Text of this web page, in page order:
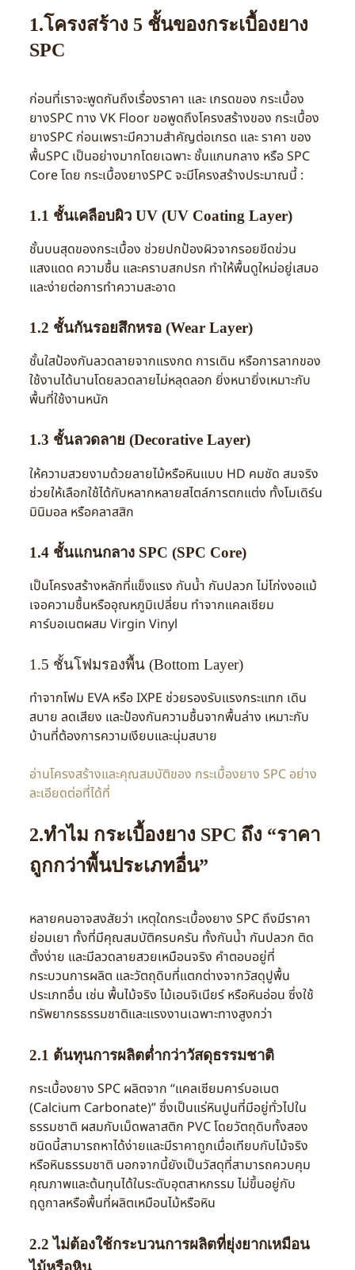
1.โครงสร้าง 5 ชั้นของกระเบื้องยาง
SPC
ก่อนที่เราจะพูดกันถึงเรื่องราคา และ เกรดของ กระเบื้อง
ยางSPC ทาง VK Floor ขอพูดถึงโครงสร้างของ กระเบื้อง
ยางSPC ก่อนเพราะมีความสำคัญต่อเกรด และ ราคา ของ
พื้นSPC เป็นอย่างมากโดยเฉพาะ ชั้นแกนกลาง หรือ SPC
Core โดย กระเบื้องยางSPC จะมีโครงสร้างประมาณนี้ :
1.1 ชั้นเคลือบผิว UV (UV Coating Layer)
ชั้นบนสุดของกระเบื้อง ช่วยปกป้องผิวจากรอยขีดข่วน
แสงแดด ความชื้น และคราบสกปรก ทำให้พื้นดูใหม่อยู่เสมอ
และง่ายต่อการทำความสะอาด
1.2 ชั้นกันรอยสึกหรอ (Wear Layer)
ชั้นใสป้องกันลวดลายจากแรงกด การเดิน หรือการลากของ
ใช้งานได้นานโดยลวดลายไม่หลุดลอก ยิ่งหนายิ่งเหมาะกับ
พื้นที่ใช้งานหนัก
1.3 ชั้นลวดลาย (Decorative Layer)
ให้ความสวยงามด้วยลายไม้หรือหินแบบ HD คมชัด สมจริง
ช่วยให้เลือกใช้ได้กับหลากหลายสไตล์การตกแต่ง ทั้งโมเดิร์น
มินิมอล หรือคลาสสิก
1.4 ชั้นแกนกลาง SPC (SPC Core)
เป็นโครงสร้างหลักที่แข็งแรง กันน้ำ กันปลวก ไม่โก่งงอแม้
เจอความชื้นหรืออุณหภูมิเปลี่ยน ทำจากแคลเซียม
คาร์บอเนตผสม Virgin Vinyl
1.5 ชั้นโฟมรองพื้น (Bottom Layer)
ทำจากโฟม EVA หรือ IXPE ช่วยรองรับแรงกระแทก เดิน
สบาย ลดเสียง และป้องกันความชื้นจากพื้นล่าง เหมาะกับ
บ้านที่ต้องการความเงียบและนุ่มสบาย
อ่านโครงสร้างและคุณสมบัติของ กระเบื้องยาง SPC อย่าง
ละเอียดต่อที่ได้ที่
2.ทำไม กระเบื้องยาง SPC ถึง “ราคา
ถูกกว่าพื้นประเภทอื่น”
หลายคนอาจสงสัยว่า เหตุใดกระเบื้องยาง SPC ถึงมีราคา
ย่อมเยา ทั้งที่มีคุณสมบัติครบครัน ทั้งกันน้ำ กันปลวก ติด
ตั้งง่าย และมีลวดลายสวยเหมือนจริง คำตอบอยู่ที่
กระบวนการผลิต และวัตถุดิบที่แตกต่างจากวัสดุปูพื้น
ประเภทอื่น เช่น พื้นไม้จริง ไม้เอนจิเนียร์ หรือหินอ่อน ซึ่งใช้
ทรัพยากรธรรมชาติและแรงงานเฉพาะทางสูงกว่า
2.1 ต้นทุนการผลิตต่ำกว่าวัสดุธรรมชาติ
กระเบื้องยาง SPC ผลิตจาก “แคลเซียมคาร์บอเนต
(Calcium Carbonate)” ซึ่งเป็นแร่หินปูนที่มีอยู่ทั่วไปใน
ธรรมชาติ ผสมกับเม็ดพลาสติก PVC โดยวัตถุดิบทั้งสอง
ชนิดนี้สามารถหาได้ง่ายและมีราคาถูกเมื่อเทียบกับไม้จริง
หรือหินธรรมชาติ นอกจากนี้ยังเป็นวัสดุที่สามารถควบคุม
คุณภาพและต้นทุนได้ในระดับอุตสาหกรรม ไม่ขึ้นอยู่กับ
ฤดูกาลหรือพื้นที่ผลิตเหมือนไม้หรือหิน
2.2 ไม่ต้องใช้กระบวนการผลิตที่ยุ่งยากเหมือน